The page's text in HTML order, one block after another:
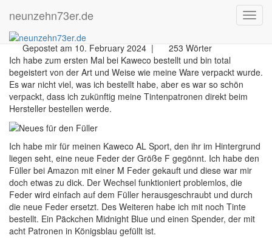
neunzehn73er.de
Neues für den Füller
Gepostet am 10. February 2024 |
253 Wörter
Ich habe zum ersten Mal bei Kaweco bestellt und bin total
begeistert von der Art und Weise wie meine Ware verpackt wurde.
Es war nicht viel, was ich bestellt habe, aber es war so schön
verpackt, dass ich zukünftig meine Tintenpatronen direkt beim
Hersteller bestellen werde.
Ich habe mir für meinen Kaweco AL Sport, den ihr im Hintergrund
liegen seht, eine neue Feder der Größe F gegönnt. Ich habe den
Füller bei Amazon mit einer M Feder gekauft und diese war mir
doch etwas zu dick. Der Wechsel funktioniert problemlos, die
Feder wird einfach auf dem Füller herausgeschraubt und durch
die neue Feder ersetzt. Des Weiteren habe ich mit noch Tinte
bestellt. Ein Päckchen Midnight Blue und einen Spender, der mit
acht Patronen in Königsblau gefüllt ist.